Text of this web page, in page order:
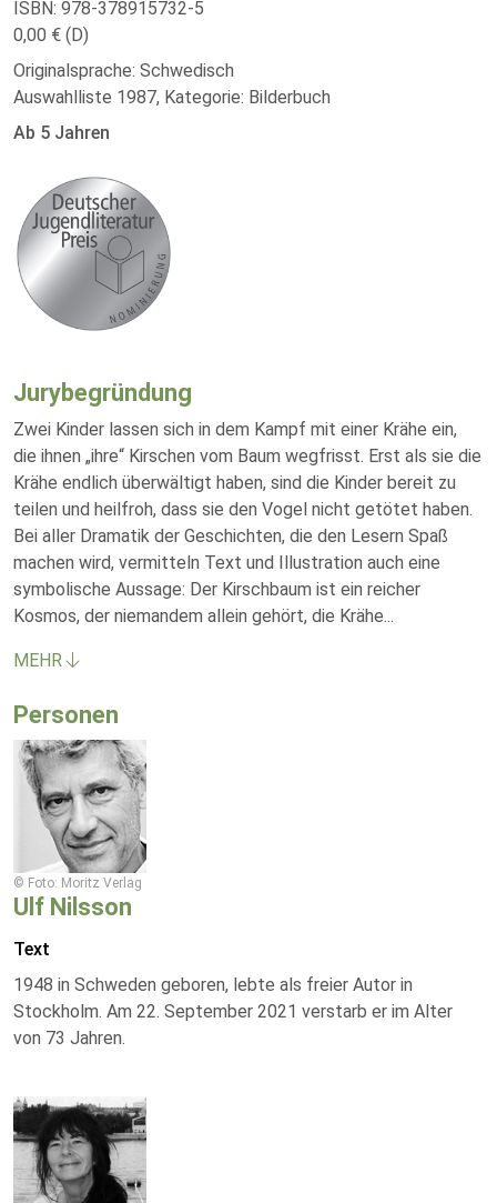
ISBN: 978-378915732-5
0,00 € (D)
Originalsprache: Schwedisch
Auswahlliste 1987, Kategorie: Bilderbuch
Ab 5 Jahren
Jurybegründung
Zwei Kinder lassen sich in dem Kampf mit einer Krähe ein,
die ihnen „ihre“ Kirschen vom Baum wegfrisst. Erst als sie die
Krähe endlich überwältigt haben, sind die Kinder bereit zu
teilen und heilfroh, dass sie den Vogel nicht getötet haben.
Bei aller Dramatik der Geschichten, die den Lesern Spaß
machen wird, vermitteln Text und Illustration auch eine
symbolische Aussage: Der Kirschbaum ist ein reicher
Kosmos, der niemandem allein gehört, die Krähe...
MEHR
Personen
© Foto: Moritz Verlag
Ulf Nilsson
Text
1948 in Schweden geboren, lebte als freier Autor in
Stockholm. Am 22. September 2021 verstarb er im Alter
von 73 Jahren.